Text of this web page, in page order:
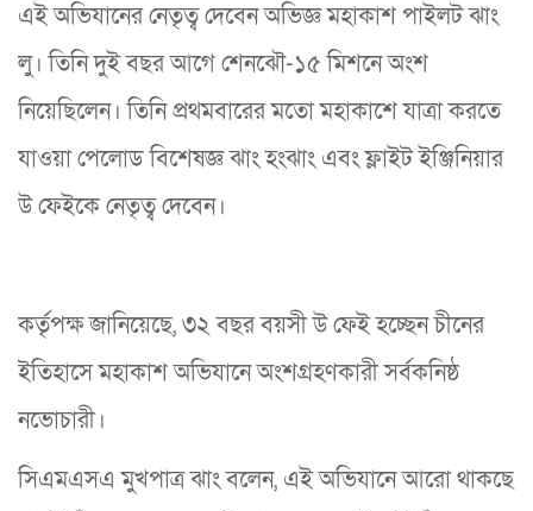
এই অভিযানের নেতৃত্ব দেবেন অভিজ্ঞ মহাকাশ পাইলট ঝাং
লু। তিনি দুই বছর আগে শেনঝৌ-১৫ মিশনে অংশ
নিয়েছিলেন। তিনি প্রথমবারের মতো মহাকাশে যাত্রা করতে
যাওয়া পেলোড বিশেষজ্ঞ ঝাং হংঝাং এবং ফ্লাইট ইঞ্জিনিয়ার
উ ফেইকে নেতৃত্ব দেবেন।
কর্তৃপক্ষ জানিয়েছে, ৩২ বছর বয়সী উ ফেই হচ্ছেন চীনের
ইতিহাসে মহাকাশ অভিযানে অংশগ্রহণকারী সর্বকনিষ্ঠ
নভোচারী।
সিএমএসএ মুখপাত্র ঝাং বলেন, এই অভিযানে আরো থাকছে